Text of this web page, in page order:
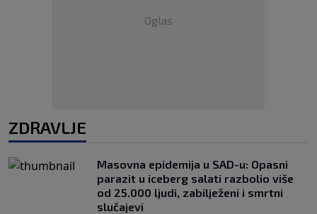
Oglas
ZDRAVLJE
Masovna epidemija u SAD-u: Opasni
parazit u iceberg salati razbolio više
od 25.000 ljudi, zabilježeni i smrtni
slučajevi